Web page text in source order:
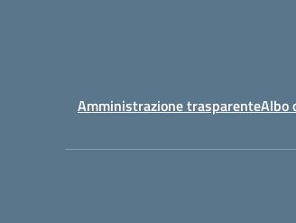
Amministrazione trasparenteAlbo